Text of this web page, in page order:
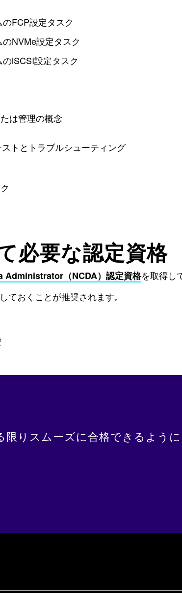
FCP設定タスク
NVMe設定タスク
iSCSI設定タスク
は管理の概念
トとトラブルシューティング
必要な認定資格
Administrator（NCDA）認定資格を取得し
ておくことが推奨されます。
りスムーズに合格できるよう